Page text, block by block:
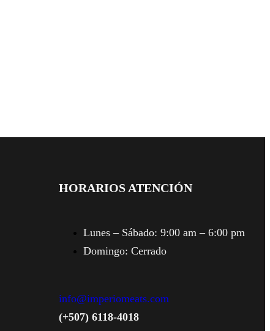
HORARIOS ATENCIÓN
Lunes – Sábado: 9:00 am – 6:00 pm
Domingo: Cerrado
info@imperiomeats.com
(+507) 6118-4018